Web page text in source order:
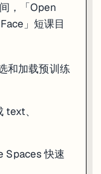
，「Open
」短课目
和加载预训练
text、
Spaces 快速